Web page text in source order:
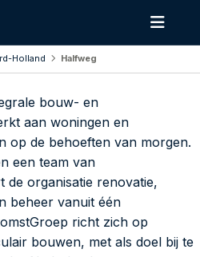
Holland Halfweg
bouw- en
aan woningen en
op de behoeften van morgen.
een team van
de organisatie renovatie,
beheer vanuit één
richt zich op
bouwen, met als doel bij te